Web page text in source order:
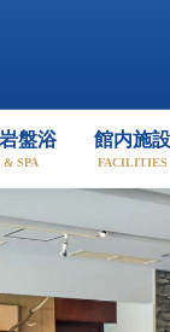
盤浴
& SPA
館内施設
FACILITIES
ジネ